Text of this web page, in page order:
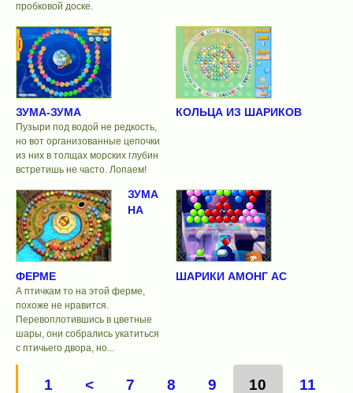
пробковой доске.
ЗУМА-ЗУМА
Пузыри под водой не редкость,
но вот организованные цепочки
из них в толщах морских глубин
встретишь не часто. Лопаем!
КОЛЬЦА ИЗ ШАРИКОВ
ЗУМА
НА
ФЕРМЕ
А птичкам то на этой ферме,
похоже не нравится.
Перевоплотившись в цветные
шары, они собрались укатиться
с птичьего двора, но...
ШАРИКИ АМОНГ АС
1 < 7 8 9 10 11